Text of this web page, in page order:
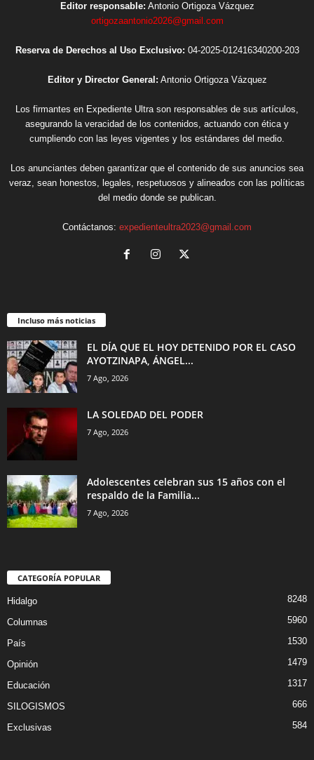
Editor responsable: Antonio Ortigoza Vázquez
ortigozaantonio2026@gmail.com
Reserva de Derechos al Uso Exclusivo: 04-2025-012416340200-203
Editor y Director General: Antonio Ortigoza Vázquez
Los firmantes en Expediente Ultra son responsables de sus artículos,
asegurando la veracidad de los contenidos, actuando con ética y
cumpliendo con las leyes vigentes y los estándares del medio.
Los anunciantes deben garantizar que el contenido de sus anuncios sea
veraz, sean honestos, legales, respetuosos y alineados con las políticas
del medio donde se publican.
Contáctanos: expedienteultra2023@gmail.com
Incluso más noticias
EL DÍA QUE EL HOY DETENIDO POR EL CASO
AYOTZINAPA, ÁNGEL...
7 Ago, 2026
LA SOLEDAD DEL PODER
7 Ago, 2026
Adolescentes celebran sus 15 años con el
respaldo de la Familia...
7 Ago, 2026
CATEGORÍA POPULAR
Hidalgo 8248
Columnas 5960
País 1530
Opinión 1479
Educación 1317
SILOGISMOS 666
Exclusivas 584